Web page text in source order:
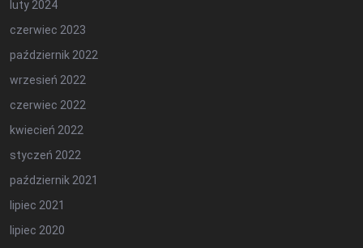
luty 2024
czerwiec 2023
październik 2022
wrzesień 2022
czerwiec 2022
kwiecień 2022
styczeń 2022
październik 2021
lipiec 2021
lipiec 2020